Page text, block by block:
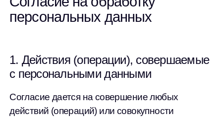
персональных данных
1. Действия (операции), совершаемые
с персональными данными
Согласие дается на совершение любых
действий (операций) или совокупности